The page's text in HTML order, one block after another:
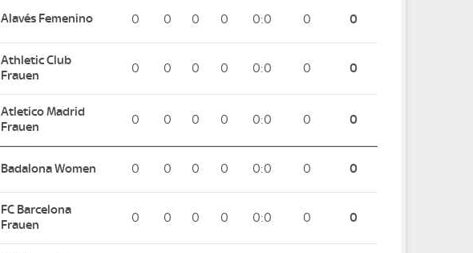
Alavés Femenino 0 0 0 0 0:0 0 0
Athletic Club
Frauen
0 0 0 0 0:0 0 0
Atletico Madrid
Frauen
0 0 0 0 0:0 0 0
Badalona Women 0 0 0 0 0:0 0 0
FC Barcelona
Frauen
0 0 0 0 0:0 0 0